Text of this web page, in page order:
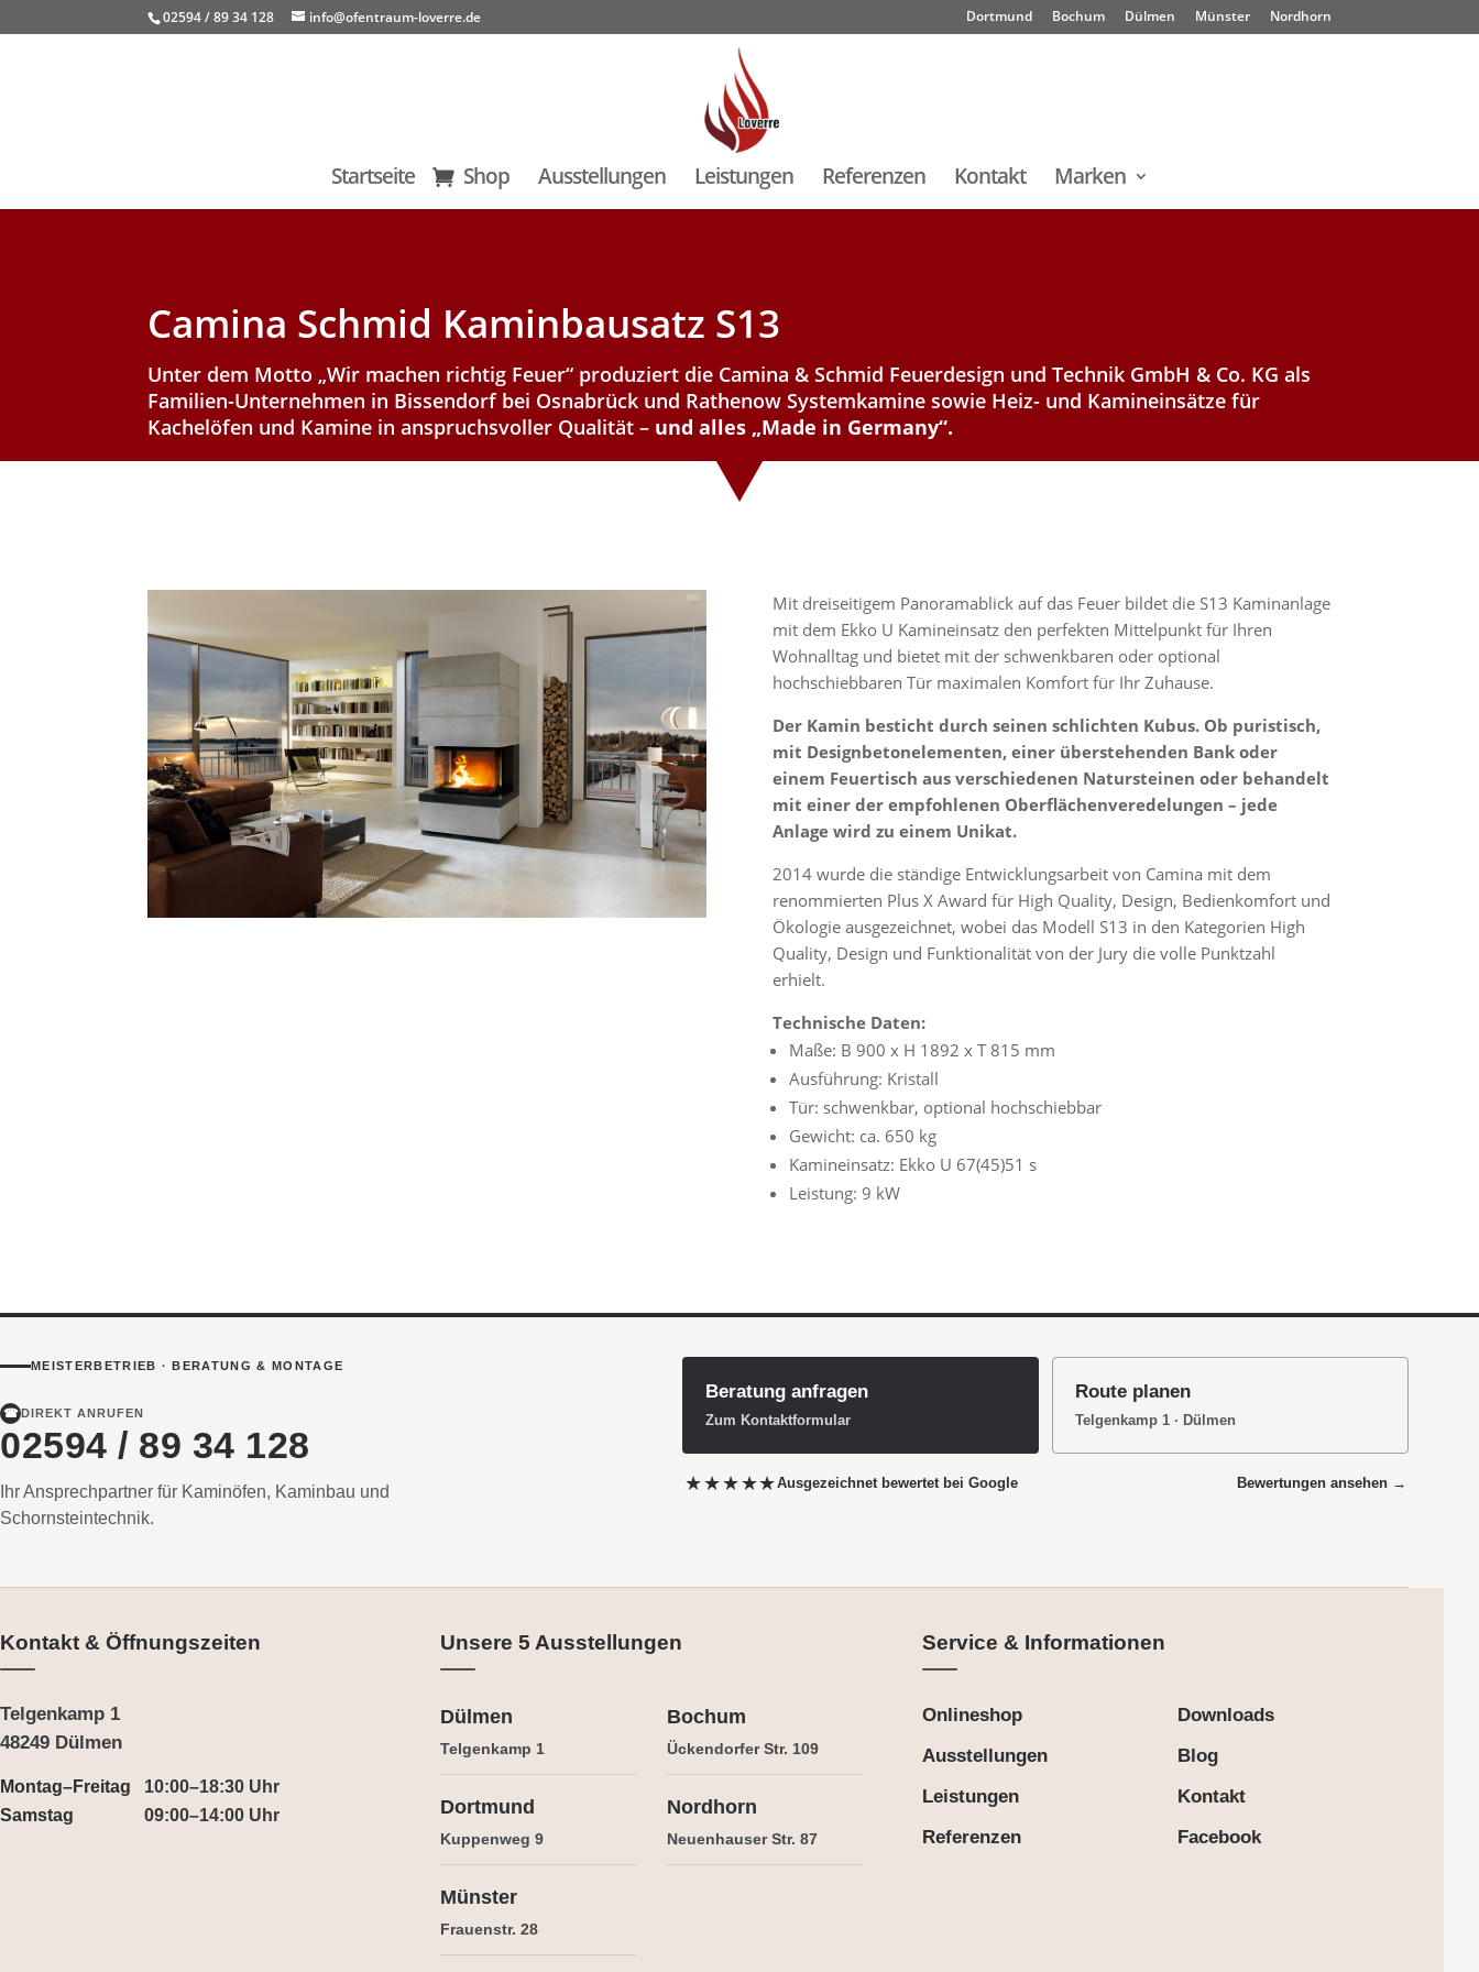
02594 / 89 34 128 info@ofentraum-loverre.de Dortmund Bochum Dülmen Münster Nordhorn
Startseite Shop Ausstellungen Leistungen Referenzen Kontakt Marken
Camina Schmid Kaminbausatz S13
Unter dem Motto „Wir machen richtig Feuer“ produziert die Camina & Schmid Feuerdesign und Technik GmbH & Co. KG als
Familien-Unternehmen in Bissendorf bei Osnabrück und Rathenow Systemkamine sowie Heiz- und Kamineinsätze für
Kachelöfen und Kamine in anspruchsvoller Qualität – und alles „Made in Germany“.
Mit dreiseitigem Panoramablick auf das Feuer bildet die S13 Kaminanlage
mit dem Ekko U Kamineinsatz den perfekten Mittelpunkt für Ihren
Wohnalltag und bietet mit der schwenkbaren oder optional
hochschiebbaren Tür maximalen Komfort für Ihr Zuhause.
Der Kamin besticht durch seinen schlichten Kubus. Ob puristisch,
mit Designbetonelementen, einer überstehenden Bank oder
einem Feuertisch aus verschiedenen Natursteinen oder behandelt
mit einer der empfohlenen Oberflächenveredelungen – jede
Anlage wird zu einem Unikat.
2014 wurde die ständige Entwicklungsarbeit von Camina mit dem
renommierten Plus X Award für High Quality, Design, Bedienkomfort und
Ökologie ausgezeichnet, wobei das Modell S13 in den Kategorien High
Quality, Design und Funktionalität von der Jury die volle Punktzahl
erhielt.
Technische Daten:
Maße: B 900 x H 1892 x T 815 mm
Ausführung: Kristall
Tür: schwenkbar, optional hochschiebbar
Gewicht: ca. 650 kg
Kamineinsatz: Ekko U 67(45)51 s
Leistung: 9 kW
MEISTERBETRIEB · BERATUNG & MONTAGE
☎ DIREKT ANRUFEN
02594 / 89 34 128
Ihr Ansprechpartner für Kaminöfen, Kaminbau und
Schornsteintechnik.
Beratung anfragen
Zum Kontaktformular
Route planen
Telgenkamp 1 · Dülmen
★★★★★Ausgezeichnet bewertetbei Google Bewertungen ansehen →
Kontakt & Öffnungszeiten
Telgenkamp 1
48249 Dülmen
Montag–Freitag
10:00–18:30 Uhr
Samstag
09:00–14:00 Uhr
Unsere 5 Ausstellungen
Dülmen
Telgenkamp 1
Bochum
Ückendorfer Str. 109
Dortmund
Kuppenweg 9
Nordhorn
Neuenhauser Str. 87
Münster
Frauenstr. 28
Service & Informationen
Onlineshop
Ausstellungen
Leistungen
Referenzen
Downloads
Blog
Kontakt
Facebook